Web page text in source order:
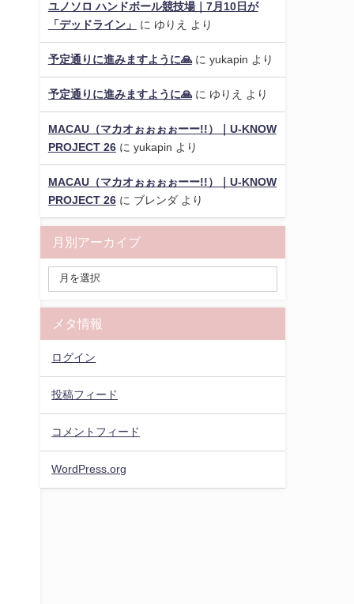
ユノソロ ハンドボール競技場｜7月10日が
「デッドライン」
に ゆりえ より
予定通りに進みますように🙏に yukapin より
予定通りに進みますように🙏に ゆりえ より
MACAU（マカオぉぉぉぉーー!!）｜U-KNOW
PROJECT 26に yukapin より
MACAU（マカオぉぉぉぉーー!!）｜U-KNOW
PROJECT 26に ブレンダより
月別アーカイブ
メタ情報
ログイン
投稿フィード
コメントフィード
WordPress.org